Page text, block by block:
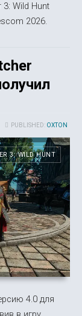
Wild Hunt
2026.
PUBLISHED: OXTON
3: WILD HUNT
4.0 для